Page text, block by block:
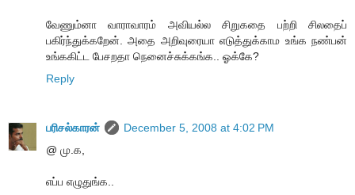
வேணும்னா வாராவாரம் அவியல்ல சிறுகதை பற்றி சிலதைப்
பகிர்ந்துக்கறேன். அதை அறிவுரையா எடுத்துக்காம உங்க நண்பன்
உங்ககிட்ட பேசறதா நெனைச்சுக்கங்க.. ஓக்கே?
Reply
பரிசல்காரன்
December 5, 2008 at 4:02 PM
@ மு.க,
எப்ப எழுதுங்க..